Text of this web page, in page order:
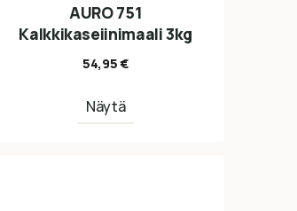
AURO 751
Kalkkikaseiinimaali 3kg
54,95€
Näytä